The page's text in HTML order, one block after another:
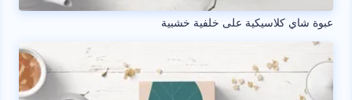
عبوة شاي كلاسيكية على خلفية خشبية